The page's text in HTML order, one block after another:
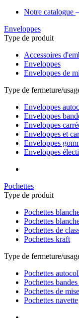
Notre catalogue
Enveloppes
Type de produit
Accessoires
Enveloppes
Enveloppes de
Type de fermeture/
Enveloppes
Enveloppes
Enveloppes
Enveloppes et
Enveloppes
Enveloppes
Pochettes
Type de produit
Pochettes
Pochettes
Pochettes de
Pochettes kraft
Type de fermeture/
Pochettes
Pochettes
Pochettes de
Pochettes navette